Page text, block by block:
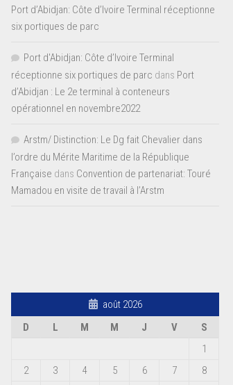
Port d’Abidjan: Côte d’Ivoire Terminal réceptionne
six portiques de parc
Port d'Abidjan: Côte d’Ivoire Terminal
réceptionne six portiques de parc dans Port
d’Abidjan : Le 2e terminal à conteneurs
opérationnel en novembre2022
Arstm/ Distinction: Le Dg fait Chevalier dans
l’ordre du Mérite Maritime de la République
Française dans Convention de partenariat: Touré
Mamadou en visite de travail à l’Arstm
août 2026
D
L M M J V
S
1
2
3 4 5 6 7
8